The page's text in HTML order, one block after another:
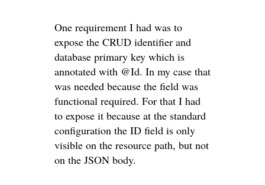
One requirement I had was to
expose the CRUD identifier and
database primary key which is
annotated with @Id. In my case that
was needed because the field was
functional required. For that I had
to expose it because at the standard
configuration the ID field is only
visible on the resource path, but not
on the JSON body.